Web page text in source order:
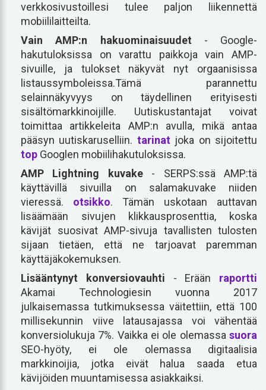
verkkosivustoillesi tulee paljon liikennettä
mobiililaitteilta.
Vain AMP:n hakuominaisuudet - Google-
hakutuloksissa on varattu paikkoja vain AMP-
sivuille, ja tulokset näkyvät nyt orgaanisissa
listaussymboleissa.Tämä parannettu
selainnäkyvyys on täydellinen erityisesti
sisältömarkkinoijille. Uutiskustantajat voivat
toimittaa artikkeleita AMP:n avulla, mikä antaa
pääsyn uutiskaruselliin. tarinatjoka on sijoitettu
top Googlen mobiilihakutuloksissa.
AMP Lightning kuvake- SERPS:ssä AMP:tä
käyttävillä sivuilla on salamakuvake niiden
vieressä. otsikko. Tämän uskotaan auttavan
lisäämään sivujen klikkausprosenttia, koska
kävijät suosivat AMP-sivuja tavallisten tulosten
sijaan tietäen, että ne tarjoavat paremman
käyttäjäkokemuksen.
Lisääntynyt konversiovauhti - Erään raportti
Akamai Technologiesin vuonna 2017
julkaisemassa tutkimuksessa väitettiin, että 100
millisekunnin viive latausajassa voi vähentää
konversiolukuja 7%. Vaikka ei ole olemassa suora
SEO-hyöty, ei ole olemassa digitaalisia
markkinoijia, jotka eivät halua saada etua
kävijöiden muuntamisessa asiakkaiksi.